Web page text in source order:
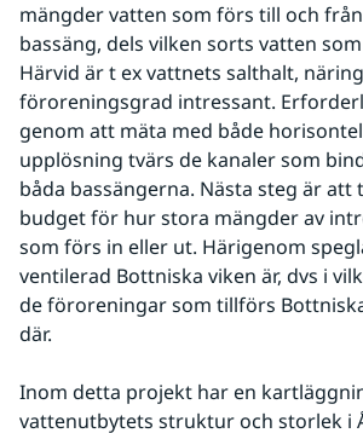
mängder vatten som förs till och
bassäng, dels vilken sorts vatten
Härvid är t ex vattnets salthalt,
föroreningsgrad intressant.
genom att mäta med både
upplösning tvärs de kanaler som
båda bassängerna. Nästa steg är att
budget för hur stora mängder av
som förs in eller ut. Härigenom
ventilerad Bottniska viken är, dvs i
de föroreningar som tillförs
där.
Inom detta projekt har en
vattenutbytets struktur och storlek i